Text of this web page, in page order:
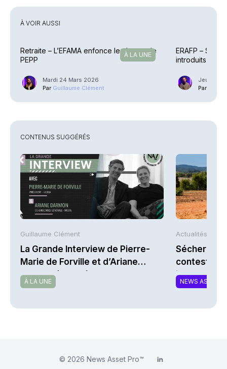
À VOIR AUSSI
À LA UNE
Retraite – L’EFAMA enfonce le clou sur le
PEPP
Mardi 24 Mars 2026
Par Guillaume Clément
ERAFP – Six
introduits
Jeudi 8
Par
CONTENUS SUGGÉRÉS
Guillaume Clément
La Grande Interview de Pierre-
Marie de Forville et d’Ariane
Darmon (Ivesta)
À LA UNE
Actualités AFP
contestent
NEWS
© 2026 News Asset Pro™ LinkedIn